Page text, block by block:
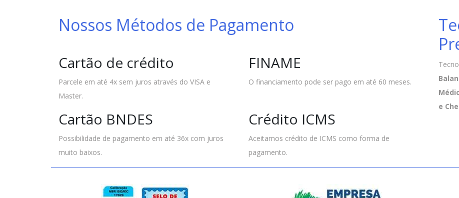
Nossos Métodos de Pagamento
Cartão de crédito
Parcele em até 4x sem juros através do VISA e
Master.
FINAME
O financiamento pode ser pago em até 60 meses.
Cartão BNDES
Possibilidade de pagamento em até 36x com juros
muito baixos.
Crédito ICMS
Aceitamos crédito de ICMS como forma de
pagamento.
e